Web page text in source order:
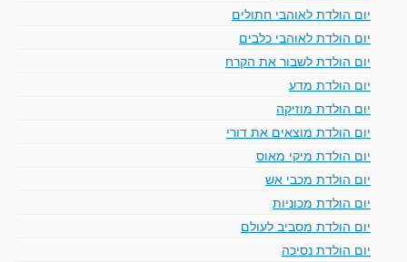
יום הולדת לאוהבי חתולים
יום הולדת לאוהבי כלבים
יום הולדת לשבור את הקרח
יום הולדת מדע
יום הולדת מוזיקה
יום הולדת מוצאים את דורי
יום הולדת מיקי מאוס
יום הולדת מכבי אש
יום הולדת מכוניות
יום הולדת מסביב לעולם
יום הולדת נסיכה